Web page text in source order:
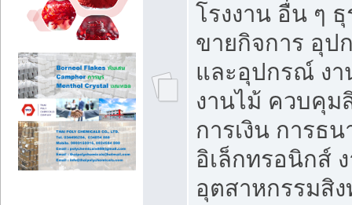
โรงงาน อื่น ๆ
ขายกิจการ อุป
และอุปกรณ์ ง
งานไม้ ควบคุม
การเงิน การธ
อิเล็กทรอนิกส์
อุตสาหกรรมสิ